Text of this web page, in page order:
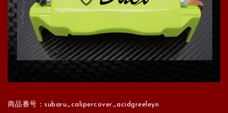
商品番号：subaru_calipercover_acidgreeleyn